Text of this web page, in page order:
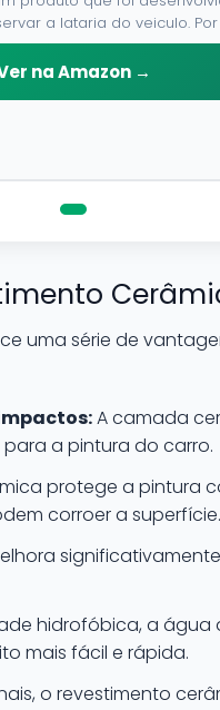
a lataria do veiculo.
em qualquer superficie
na Amazon →
uma série de
A camada
a pintura do carro.
protege a pintura
corroer a superfície.
hidrofóbica, a água
mais fácil e rápida.
o revestimento